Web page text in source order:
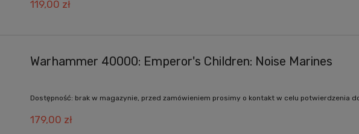
119,00 zł
Warhammer 40000: Emperor's Children: Noise Marines
Dostępność: brak w magazynie, przed zamówieniem prosimy o kontakt w celu potwierdzenia
179,00 zł